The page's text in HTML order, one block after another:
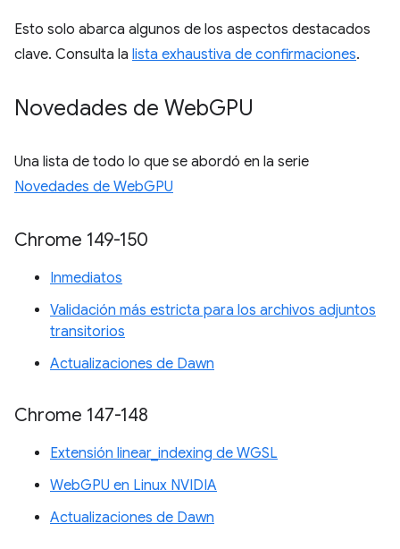
Esto solo abarca algunos de los aspectos destacados
clave. Consulta la lista exhaustiva de confirmaciones.
Novedades de WebGPU
Una lista de todo lo que se abordó en la serie
Novedades de WebGPU
Chrome 149-150
Inmediatos
Validación más estricta para los archivos adjuntos
transitorios
Actualizaciones de Dawn
Chrome 147-148
Extensión linear_indexing de WGSL
WebGPU en Linux NVIDIA
Actualizaciones de Dawn